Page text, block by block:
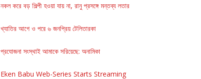
নকল করে বড় শিল্পী হওয়া যায় না, রানু প্রসঙ্গে মন্তব্য লতার
খ্যাতির আগে ও পরে ৬ জনপ্রিয় টেলিতারকা
প্রযোজনা সংস্থাই আমাকে সরিয়েছে: অনামিকা
Eken Babu Web-Series Starts Streaming